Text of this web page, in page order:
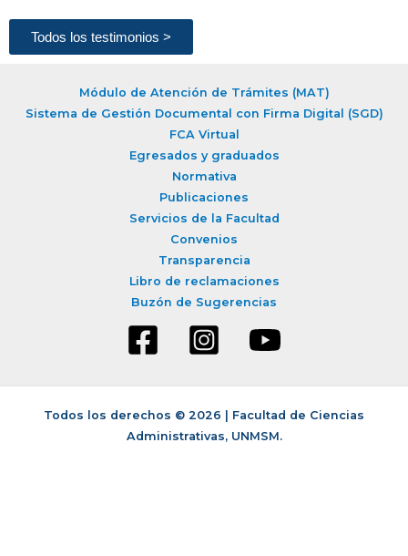
Todos los testimonios >
Módulo de Atención de Trámites (MAT)
Sistema de Gestión Documental con Firma Digital (SGD)
FCA Virtual
Egresados y graduados
Normativa
Publicaciones
Servicios de la Facultad
Convenios
Transparencia
Libro de reclamaciones
Buzón de Sugerencias
Todos los derechos © 2026 | Facultad de Ciencias
Administrativas, UNMSM.